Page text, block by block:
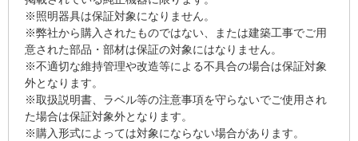
※照明器具は保証対象になりません。
※弊社から購入されたものではない、または建築工事でご用
意された部品・部材は保証の対象にはなりません。
※不適切な維持管理や改造等による不具合の場合は保証対象
外となります。
※取扱説明書、ラベル等の注意事項を守らないでご使用され
た場合は保証対象外となります。
※購入形式によっては対象にならない場合があります。